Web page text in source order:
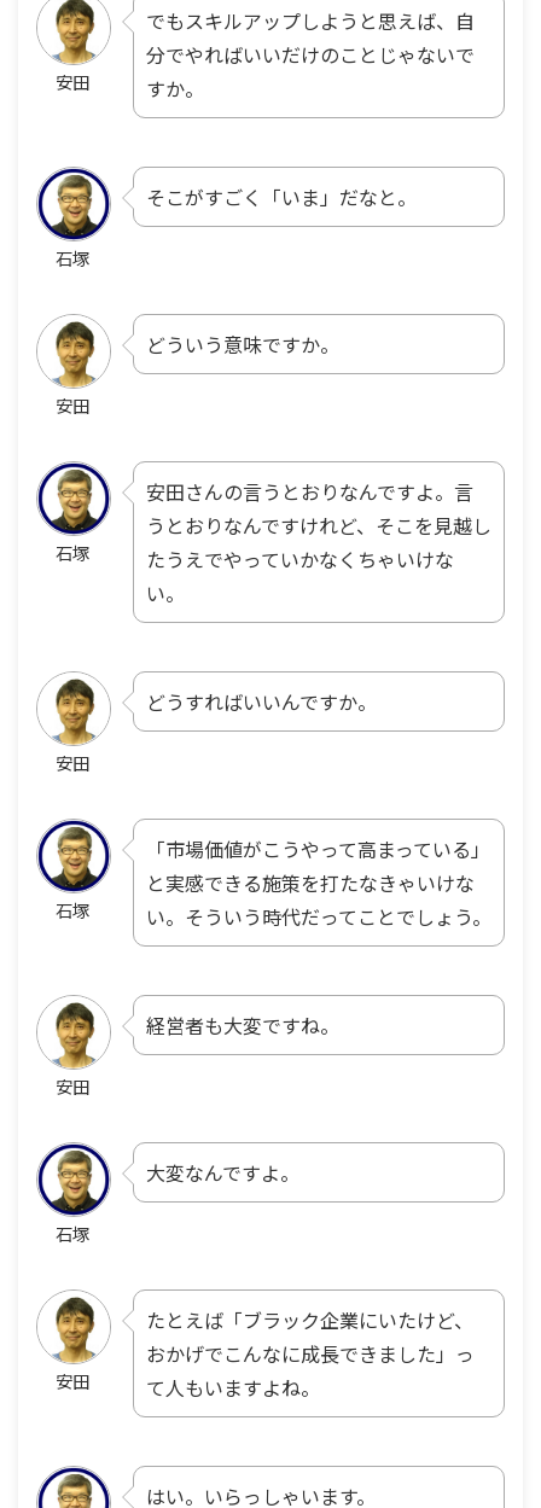
安田
でもスキルアップしようと思えば、自
分でやればいいだけのことじゃないで
すか。
石塚
そこがすごく「いま」だなと。
安田
どういう意味ですか。
石塚
安田さんの言うとおりなんですよ。言
うとおりなんですけれど、そこを見越し
たうえでやっていかなくちゃいけな
い。
安田
どうすればいいんですか。
石塚
「市場価値がこうやって高まっている」
と実感できる施策を打たなきゃいけな
い。そういう時代だってことでしょう。
安田
経営者も大変ですね。
石塚
大変なんですよ。
安田
たとえば「ブラック企業にいたけど、
おかげでこんなに成長できました」っ
て人もいますよね。
はい。いらっしゃいます。